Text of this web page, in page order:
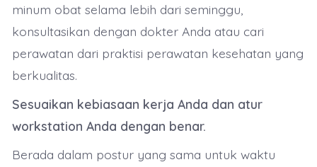
minum obat selama lebih dari seminggu,
konsultasikan dengan dokter Anda atau cari
perawatan dari praktisi perawatan kesehatan yang
berkualitas.
Sesuaikan kebiasaan kerja Anda dan atur
workstation Anda dengan benar.
Berada dalam postur yang sama untuk waktu